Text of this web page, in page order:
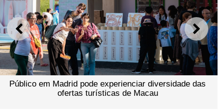
ANTERIOR
Público em Madrid pode experienciar diversidade das
ofertas turísticas de Macau